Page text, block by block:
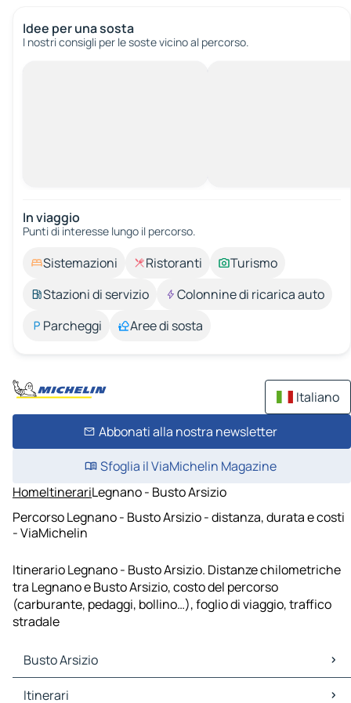
Idee per una sosta
I nostri consigli per le soste vicino al percorso.
In viaggio
Punti di interesse lungo il percorso.
Sistemazioni Ristoranti
Turismo
Stazioni di servizio
Colonnine di ricarica auto
Parcheggi
Aree di sosta
Italiano
Abbonati alla nostra newsletter
Sfoglia il ViaMichelin Magazine
HomeItinerariLegnano - Busto Arsizio
Percorso Legnano - Busto Arsizio - distanza, durata e costi
- ViaMichelin
Itinerario Legnano - Busto Arsizio. Distanze chilometriche
tra Legnano e Busto Arsizio, costo del percorso
(carburante, pedaggi, bollino…), foglio di viaggio, traffico
stradale
Busto Arsizio
Busto Arsizio Mappe Piantine
Itinerari